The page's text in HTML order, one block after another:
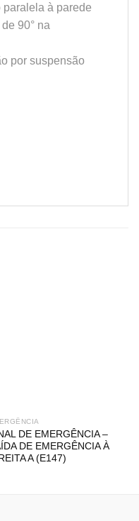
paralela à parede
90° na
por suspensão
DE EMERGÊNCIA –
DE EMERGÊNCIA À
A (E147)